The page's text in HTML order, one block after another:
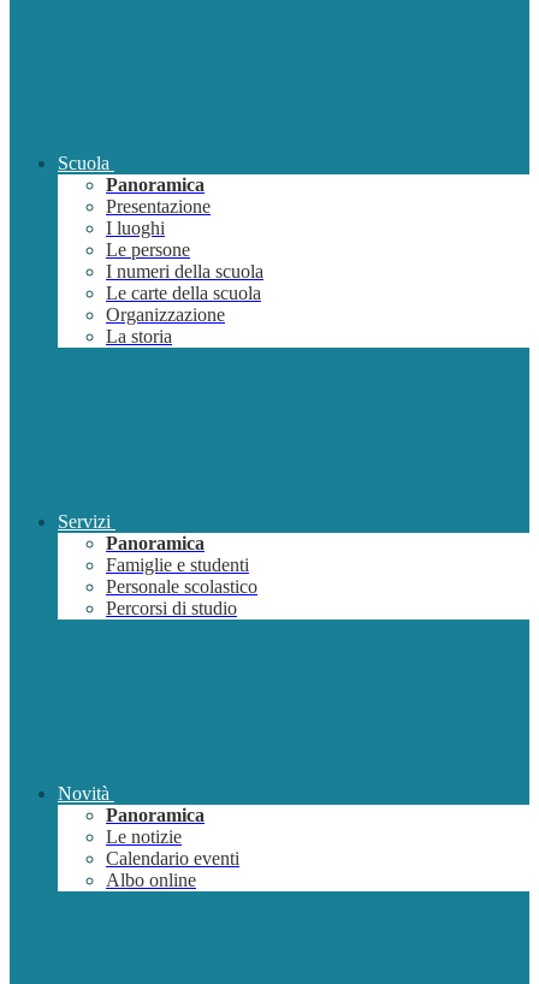
Scuola
Panoramica
Presentazione
I luoghi
Le persone
I numeri della scuola
Le carte della scuola
Organizzazione
La storia
Servizi
Panoramica
Famiglie e studenti
Personale scolastico
Percorsi di studio
Novità
Panoramica
Le notizie
Calendario eventi
Albo online